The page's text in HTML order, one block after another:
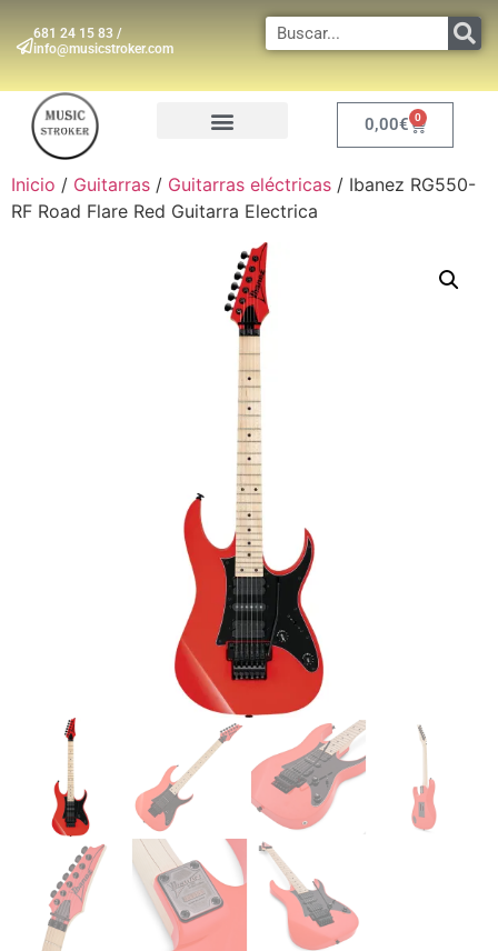
681 24 15 83 /
info@musicstroker.com
0,00€ 0
Inicio / Guitarras / Guitarras eléctricas / Ibanez RG550-
RF Road Flare Red Guitarra Electrica